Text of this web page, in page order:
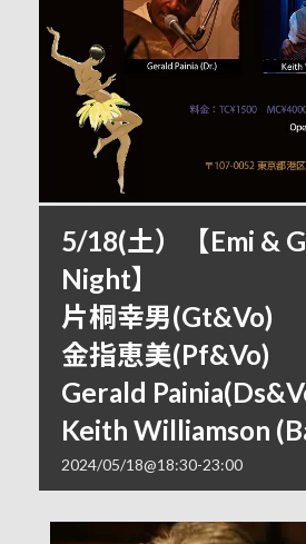
5/18(土）【Emi &
Night】
片桐幸男(Gt&Vo)
金指恵美(Pf&Vo)
Gerald
Keith Williamson
2024/05/18@18:30-23:00